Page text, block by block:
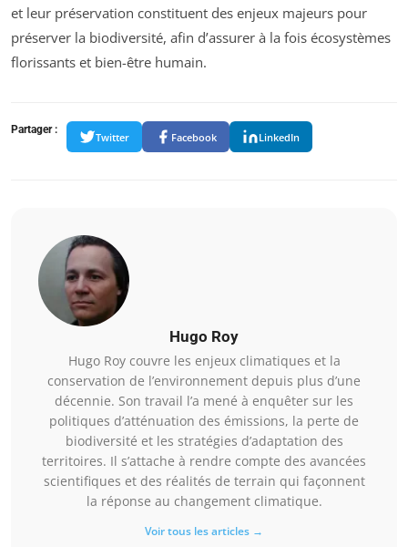
et leur préservation constituent des enjeux majeurs pour
préserver la biodiversité, afin d’assurer à la fois écosystèmes
florissants et bien-être humain.
Partager :
Twitter Facebook LinkedIn
Hugo Roy
Hugo Roy couvre les enjeux climatiques et la
conservation de l’environnement depuis plus d’une
décennie. Son travail l’a mené à enquêter sur les
politiques d’atténuation des émissions, la perte de
biodiversité et les stratégies d’adaptation des
territoires. Il s’attache à rendre compte des avancées
scientifiques et des réalités de terrain qui façonnent
la réponse au changement climatique.
Voir tous les articles →